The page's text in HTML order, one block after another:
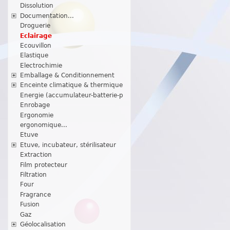
Dissolution
Documentation...
Droguerie
Eclairage
Ecouvillon
Elastique
Electrochimie
Emballage & Conditionnement
Enceinte climatique & thermique
Energie (accumulateur-batterie-p
Enrobage
Ergonomie
ergonomique...
Etuve
Etuve, incubateur, stérilisateur
Extraction
Film protecteur
Filtration
Four
Fragrance
Fusion
Gaz
Géolocalisation